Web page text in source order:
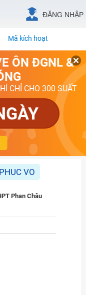
ĐĂNG NHẬP
Mã kích hoạt
ÔN ĐGNL &
CHỈ CHO 300 SUẤT
VO
Phan Châu